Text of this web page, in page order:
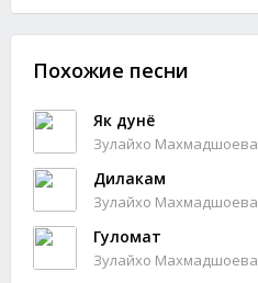
Похожие песни
Як дунё
Зулайхо Махмадшоева
Дилакам
Зулайхо Махмадшоева
Гуломат
Зулайхо Махмадшоева